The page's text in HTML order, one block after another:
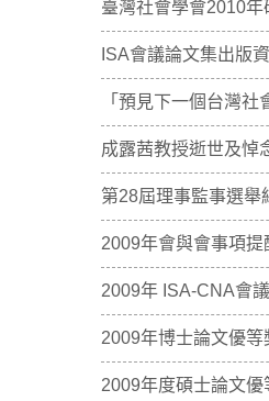
臺灣社會學會2010
ISA會議論文集出版
「預見下一個台灣
成露茜教授逝世及悼
第28屆理事監事選舉
2009年會與會事項
2009年 ISA-CNA會
2009年博士論文優等
2009年度碩士論文